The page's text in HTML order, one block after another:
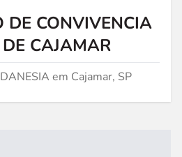
DE CONVIVENCIA
CAJAMAR
em Cajamar, SP